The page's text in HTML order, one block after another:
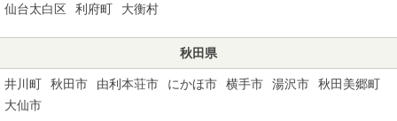
仙台太白区
利府町 大衡村
秋田県
井川町 秋田市 由利本荘市 にかほ市 横手市 湯沢市
秋田美郷町
大仙市